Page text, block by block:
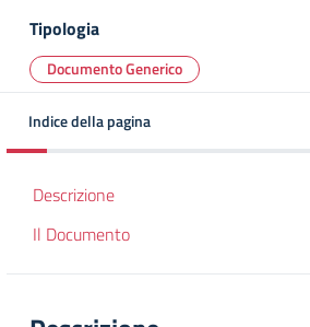
Tipologia
Documento Generico
Indice della pagina
Descrizione
Il Documento